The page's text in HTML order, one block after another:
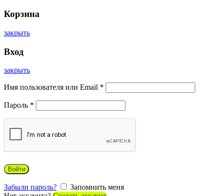
Корзина
закрыть
Вход
закрыть
Имя пользователя или Email *
Пароль *
Войти
Забыли пароль?
Запомнить меня